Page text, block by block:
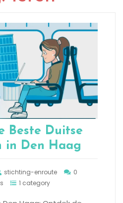
Beste Duitse
in Den Haag
stichting-enroute
0
1 category